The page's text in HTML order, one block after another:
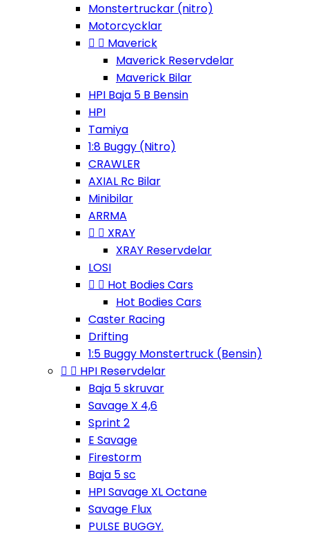
Monstertruckar (nitro)
Motorcycklar
  Maverick
Maverick Reservdelar
Maverick Bilar
HPI Baja 5 B Bensin
HPI
Tamiya
1:8 Buggy (Nitro)
CRAWLER
AXIAL Rc Bilar
Minibilar
ARRMA
  XRAY
XRAY Reservdelar
LOSI
  Hot Bodies Cars
Hot Bodies Cars
Caster Racing
Drifting
1:5 Buggy Monstertruck (Bensin)
  HPI Reservdelar
Baja 5 skruvar
Savage X 4,6
Sprint 2
E Savage
Firestorm
Baja 5 sc
HPI Savage XL Octane
Savage Flux
PULSE BUGGY.